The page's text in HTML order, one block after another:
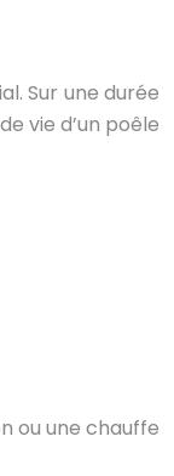
Sur une durée
vie d’un poêle
ou une chauffe